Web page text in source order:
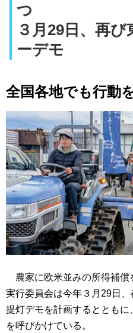
つ
３月29日、再
ーデモ
全国各地でも行動
農家に欧米並みの所得補償
実行委員会は今年３月29日
提灯デモを計画するととも
を呼びかけている。